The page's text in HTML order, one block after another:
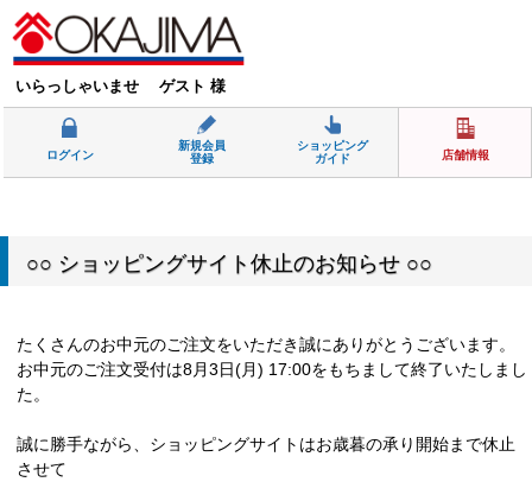
いらっしゃいませ ゲスト 様
ログイン
新規会員
登録
ショッピング
ガイド
店舗情報
○○ ショッピングサイト休止のお知らせ ○○
たくさんのお中元のご注文をいただき誠にありがとうございます。
お中元のご注文受付は8月3日(月) 17:00をもちまして終了いたしまし
た。
誠に勝手ながら、ショッピングサイトはお歳暮の承り開始まで休止
させて